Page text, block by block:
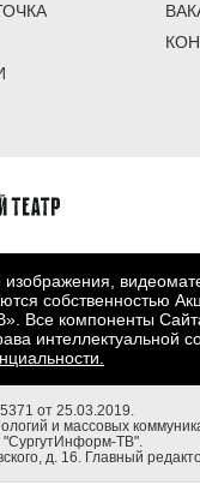
изображения,
собственностью
Все компоненты
интеллектуальной
от 25.03.2019.
и массовых
"СургутИнформ-ТВ".
д. 16. Главный